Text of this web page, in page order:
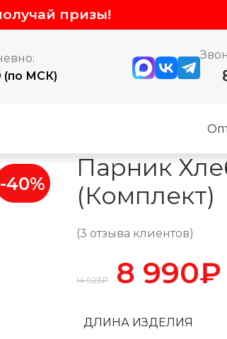
призы!
(по МСК)
-40%
Парник
(Комплект)
(3 отзыва клиентов)
14 923₽ 8 990₽
ДЛИНА ИЗДЕЛИЯ